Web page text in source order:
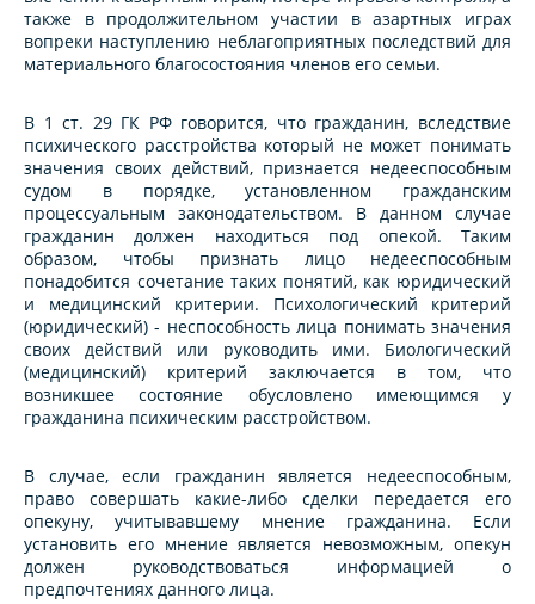
также в продолжительном участии в азартных играх
вопреки наступлению неблагоприятных последствий для
материального благосостояния членов его семьи.
В 1 ст. 29 ГК РФ говорится, что гражданин, вследствие
психического расстройства который не может понимать
значения своих действий, признается недееспособным
судом в порядке, установленном гражданским
процессуальным законодательством. В данном случае
гражданин должен находиться под опекой. Таким
образом, чтобы признать лицо недееспособным
понадобится сочетание таких понятий, как юридический
и медицинский критерии. Психологический критерий
(юридический) - неспособность лица понимать значения
своих действий или руководить ими. Биологический
(медицинский) критерий заключается в том, что
возникшее состояние обусловлено имеющимся у
гражданина психическим расстройством.
В случае, если гражданин является недееспособным,
право совершать какие-либо сделки передается его
опекуну, учитывавшему мнение гражданина. Если
установить его мнение является невозможным, опекун
должен руководствоваться информацией о
предпочтениях данного лица.